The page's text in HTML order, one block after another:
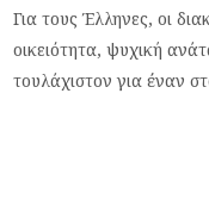
Για τους Έλληνες, οι
οικειότητα, ψυχική
τουλάχιστον για έναν